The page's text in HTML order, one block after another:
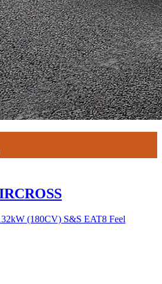
(180CV) S&S EAT8 Feel